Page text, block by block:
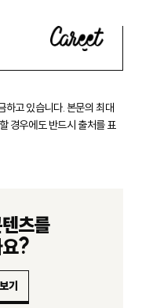
하고 있습니다. 본문의 최대
경우에도반드시 출처를 표
츠를
?
기